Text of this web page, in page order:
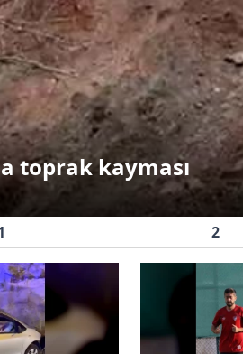
toprak kayması
2
korkutan